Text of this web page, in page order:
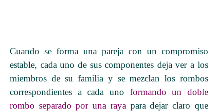
Cuando se forma una pareja con un compromiso
estable, cada uno de sus componentes deja ver a los
miembros de su familia y se mezclan los rombos
correspondientes a cada uno formando un doble
rombo separado por una rayapara dejar claro que